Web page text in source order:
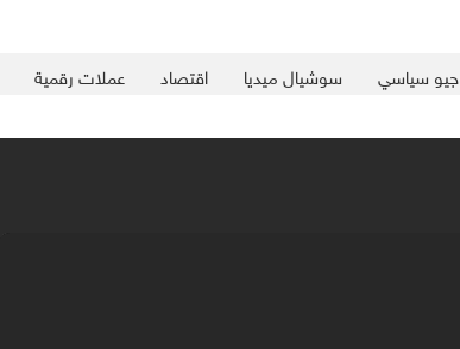
جيو سياسي سوشيال ميديا اقتصاد عملات رقمية